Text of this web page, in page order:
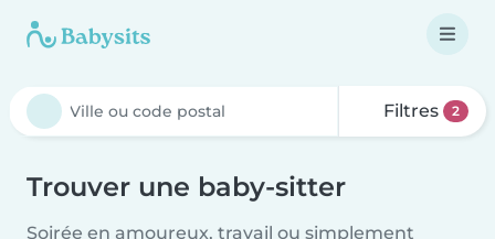
Filtres 2
Trouver une baby-sitter
Soirée en amoureux, travail ou simplement